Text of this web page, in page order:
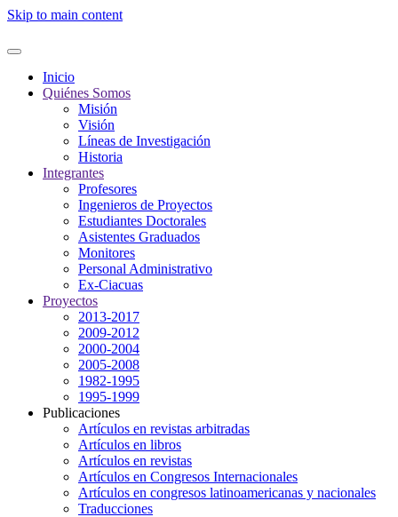
Skip to main content
Inicio
Quiénes Somos
Misión
Visión
Líneas de Investigación
Historia
Integrantes
Profesores
Ingenieros de Proyectos
Estudiantes Doctorales
Asistentes Graduados
Monitores
Personal Administrativo
Ex-Ciacuas
Proyectos
2013-2017
2009-2012
2000-2004
2005-2008
1982-1995
1995-1999
Publicaciones
Artículos en revistas arbitradas
Artículos en libros
Artículos en revistas
Artículos en Congresos Internacionales
Artículos en congresos latinoamericanas y nacionales
Traducciones